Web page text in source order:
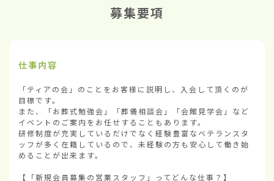
募集要項
仕事内容
「ティアの会」のことをお客様に説明し、入会して頂くのが
目標です。
また、「お葬式勉強会」「葬儀相談会」「会館見学会」など
イベントのご案内をお任せすることもあります。
研修制度が充実しているだけでなく経験豊富なベテランスタ
ッフが多く在籍しているので、未経験の方も安心して働き始
めることが出来ます。
【「新規会員募集の営業スタッフ」ってどんな仕事？】